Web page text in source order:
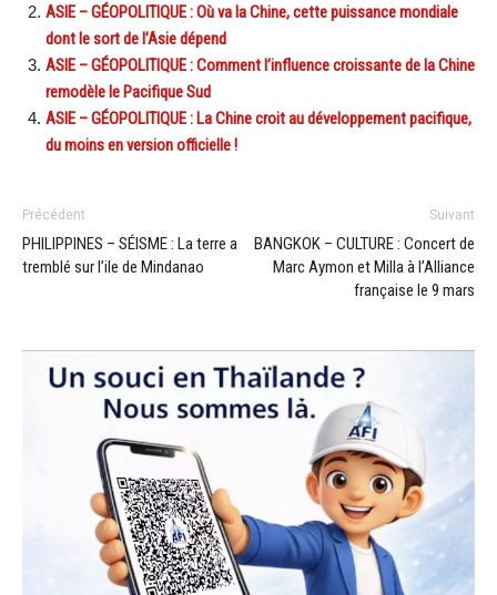
ASIE – GÉOPOLITIQUE : Où va la Chine, cette puissance mondiale
dont le sort de l’Asie dépend
ASIE – GÉOPOLITIQUE : Comment l’influence croissante de la Chine
remodèle le Pacifique Sud
ASIE – GÉOPOLITIQUE : La Chine croit au développement pacifique,
du moins en version officielle !
Précédent
PHILIPPINES – SÉISME : La terre a
tremblé sur l’ile de Mindanao
Suivant
BANGKOK – CULTURE : Concert de
Marc Aymon et Milla à l’Alliance
française le 9 mars